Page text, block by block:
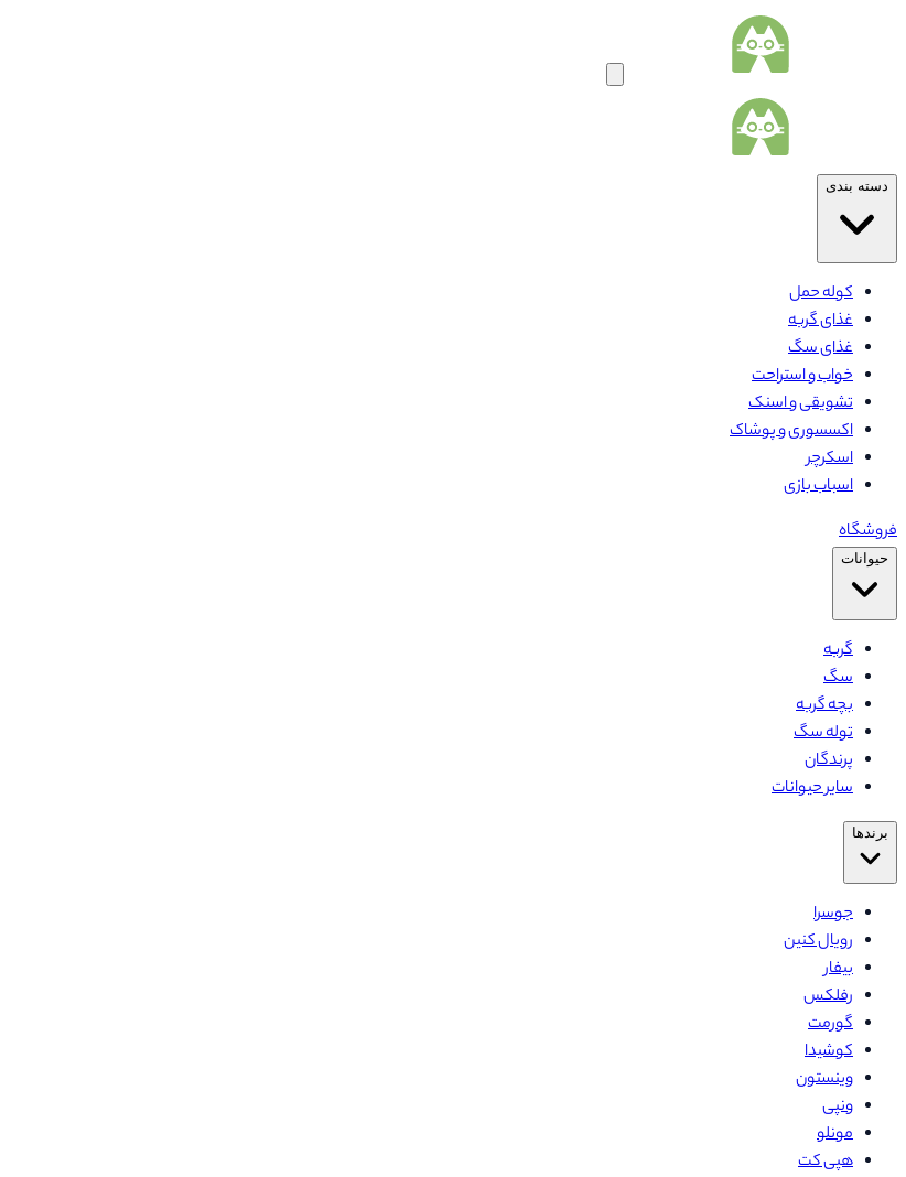
دسته بندی
کوله حمل
غذای گربه
غذای سگ
خواب و استراحت
تشویقی و اسنک
اکسسوری و پوشاک
اسکرچر
اسباب بازی
فروشگاه
حیوانات
گربه
سگ
بچه گربه
توله سگ
پرندگان
سایر حیوانات
برندها
جوسرا
رویال کنین
بیفار
رفلکس
گورمت
کوشیدا
وینستون
ونپی
مونلو
هپی کت